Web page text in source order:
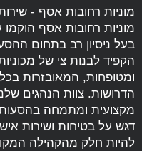
מוניות רחובות אסף -
מוניות רחובות אסף הוקמו
בעל ניסיון רב בתחום
הקפיד לבנות צי של
ומטופחות, המאובזרות בכל
הדרושות. צוות הנהגים
מקצועית ומתמחה
דגש על בטיחות ושירות
להיות חלק מהקהילה